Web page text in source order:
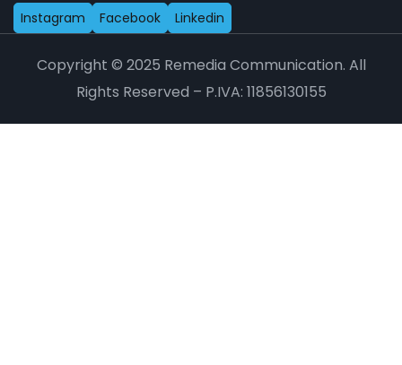
Instagram Facebook Linkedin
Copyright © 2025 Remedia Communication. All
Rights Reserved – P.IVA: 11856130155